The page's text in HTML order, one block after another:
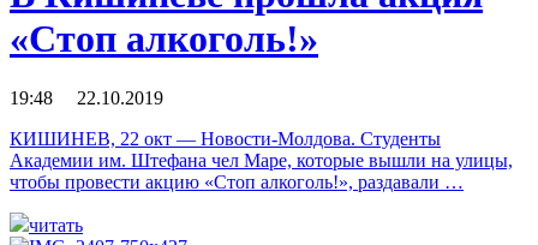
«Стоп алкоголь!»
19:48 22.10.2019
КИШИНЕВ, 22 окт — Новости-Молдова. Студенты
Академии им. Штефана чел Маре, которые вышли на улицы,
чтобы провести акцию «Стоп алкоголь!», раздавали …
читать